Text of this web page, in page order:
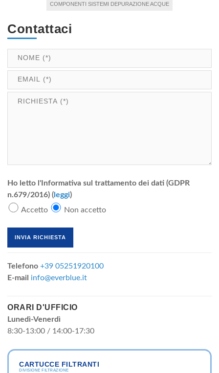
COMPONENTI SISTEMI DEPURAZIONE ACQUE
Contattaci
Ho letto l'Informativa sul trattamento dei dati (GDPR
n.679/2016) ( leggi)
Accetto
Non accetto
Telefono +39 05251920100
E-mail
info@everblue.it
ORARI D'UFFICIO
Lunedì-Venerdì
8:30-13:00 / 14:00-17:30
CARTUCCE FILTRANTI
DIVISIONE FILTRAZIONE